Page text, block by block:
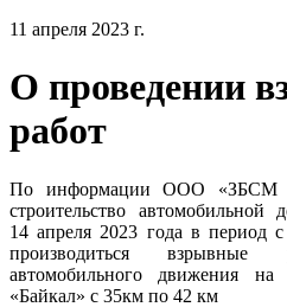
11 апреля 2023 г.
О проведении
работ
По информации ООО «ЗБСМ
строительство
14 апреля 2023 года в период
производиться
автомобильного движения на
«Байкал» с 35км по 42 км